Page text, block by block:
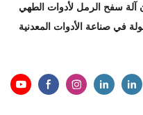
آلة سفح الرمل لأدوات الطهي